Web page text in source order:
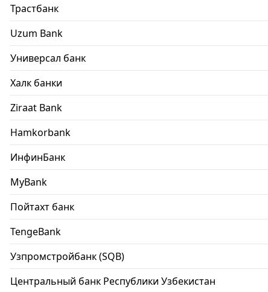
Трастбанк
Uzum Bank
Универсал банк
Халк банки
Ziraat Bank
Hamkorbank
ИнфинБанк
MyBank
Пойтахт банк
TengeBank
Узпромстройбанк (SQB)
Центральный банк Республики Узбекистан